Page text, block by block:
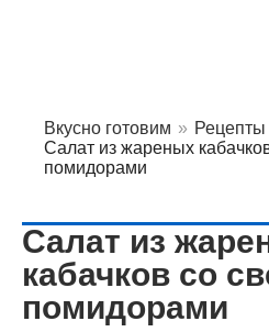
Вкусно готовим »
Салат из жареных
помидорами
Салат из
кабачков со
помидорами